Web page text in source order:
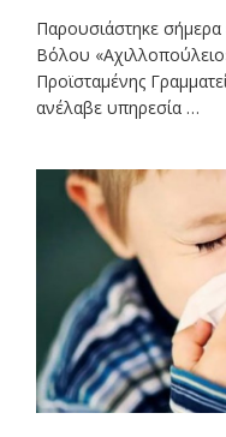
Παρουσιάστηκε
Βόλου
Προϊσταμένης
ανέλαβε υπηρεσία …